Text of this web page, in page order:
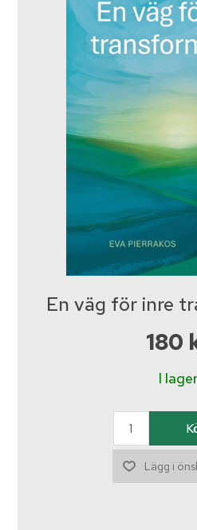
En väg för inre
180
I lager